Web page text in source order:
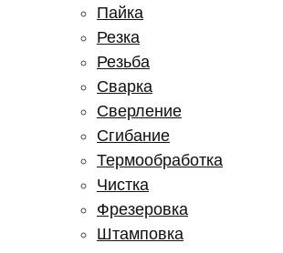
Пайка
Резка
Резьба
Сварка
Сверление
Сгибание
Термообработка
Чистка
Фрезеровка
Штамповка